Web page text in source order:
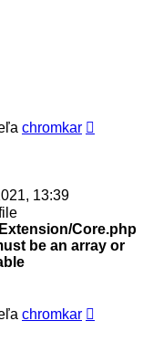
chromkar
13:39
Core.php
be an array or
chromkar